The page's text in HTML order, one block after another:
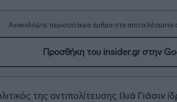
Ανακαλύψτε περισσότερα άρθρα στα αποτελέσματα
Προσθήκη του insider.gr στην
της αντιπολίτευσης Ιλιά Γιάσιν